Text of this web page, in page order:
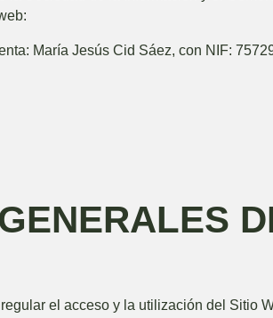
María Jesús Cid Sáez, con NIF:
el acceso y la utilización del Sitio